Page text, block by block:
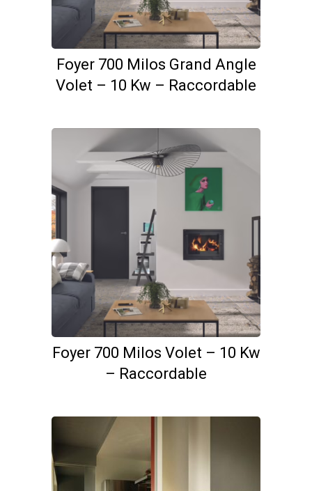
Foyer 700 Milos Grand Angle
Volet – 10 Kw – Raccordable
Foyer 700 Milos Volet – 10 Kw
– Raccordable